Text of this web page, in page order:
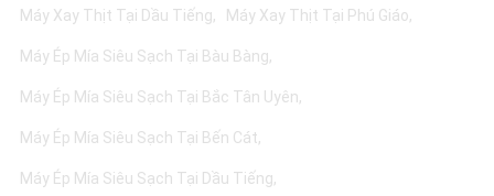
Máy Xay Thịt Tại Dầu Tiếng Máy Xay Thịt Tại Phú Giáo
Máy Ép Mía Siêu Sạch Tại Bàu Bàng
Máy Ép Mía Siêu Sạch Tại Bắc Tân Uyên
Máy Ép Mía Siêu Sạch Tại Bến Cát
Máy Ép Mía Siêu Sạch Tại Dầu Tiếng